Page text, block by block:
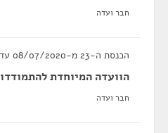
חבר ועדה
הכנסת ה-23 מ-08/07/2020 עד 06/04/2021
הוועדה המיוחדת
חבר ועדה